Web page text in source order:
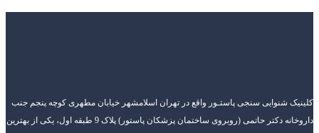
کلینیک شنوایی سنجی پاستـور واقع در تهران اسلامشهر خیابان مطهری کوچه پنجم جنب
داروخانه دکتر حاتمی (روبروی ساختمان پزشکان پاستور) پلاک 9 طبقه اول، یکی از بهترین